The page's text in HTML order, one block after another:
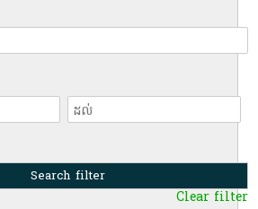
Clear filter